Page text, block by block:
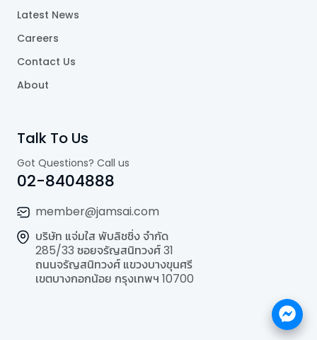
Latest News
Careers
Contact Us
About
Talk To Us
Got Questions? Call us
02-8404888
member@jamsai.com
บริษัท แจ่มใส พับลิชชิ่ง จำกัด
285/33 ซอยจรัญสนิทวงศ์ 31
ถนนจรัญสนิทวงศ์ แขวงบางขุนศรี
เขตบางกอกน้อย กรุงเทพฯ 10700